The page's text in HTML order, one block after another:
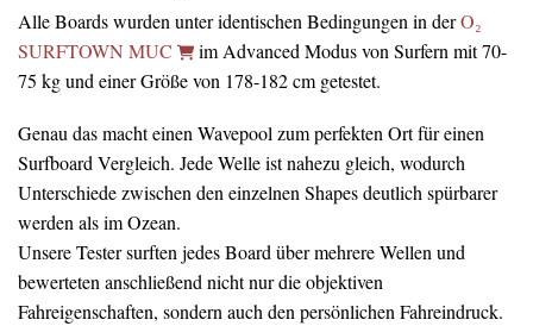
Alle Boards wurden unter identischen Bedingungen in derO₂
SURFTOWN MUC
im Advanced Modus von Surfern mit 70-
75 kg und einer Größe von 178-182 cm getestet.
Genau das macht einen Wavepool zum perfekten Ort für einen
Surfboard Vergleich. Jede Welle ist nahezu gleich, wodurch
Unterschiede zwischen den einzelnen Shapes deutlich spürbarer
werden als im Ozean.
Unsere Tester surften jedes Board über mehrere Wellen und
bewerteten anschließend nicht nur die objektiven
Fahreigenschaften, sondern auch den persönlichen Fahreindruck.